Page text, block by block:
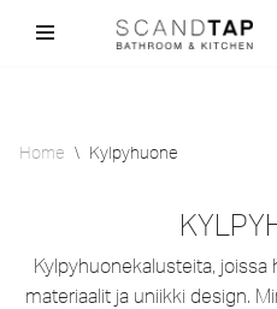
Home \ Kylpyhuone
Kylpyhuonekalusteita,
materiaalit ja uniikki design.